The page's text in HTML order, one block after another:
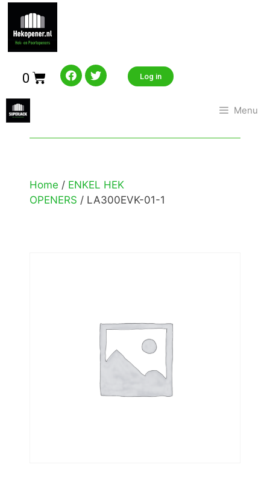
Log in
0
Menu
Home / ENKEL HEK
OPENERS / LA300EVK-01-1